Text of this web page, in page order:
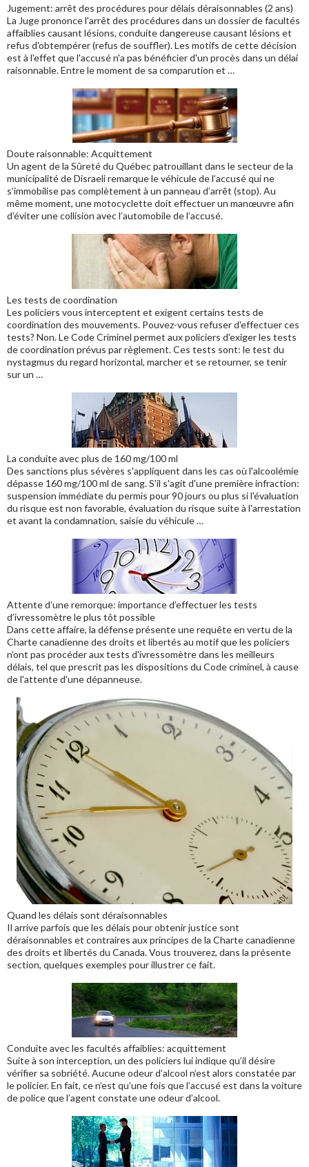
Jugement: arrêt des procédures pour délais déraisonnables (2 ans)
La Juge prononce l'arrêt des procédures dans un dossier de facultés
affaiblies causant lésions, conduite dangereuse causant lésions et
refus d'obtempérer (refus de souffler). Les motifs de cette décision
est à l'effet que l'accusé n'a pas bénéficier d'un procès dans un délai
raisonnable. Entre le moment de sa comparution et …
Doute raisonnable: Acquittement
Un agent de la Sûreté du Québec patrouillant dans le secteur de la
municipalité de Disraeli remarque le véhicule de l’accusé qui ne
s’immobilise pas complètement à un panneau d’arrêt (stop). Au
même moment, une motocyclette doit effectuer un manœuvre afin
d’éviter une collision avec l’automobile de l’accusé.
Les tests de coordination
Les policiers vous interceptent et exigent certains tests de
coordination des mouvements. Pouvez-vous refuser d'effectuer ces
tests? Non. Le Code Criminel permet aux policiers d'exiger les tests
de coordination prévus par règlement. Ces tests sont: le test du
nystagmus du regard horizontal, marcher et se retourner, se tenir
sur un …
La conduite avec plus de 160 mg/100 ml
Des sanctions plus sévères s'appliquent dans les cas où l'alcoolémie
dépasse 160 mg/100 ml de sang. S'il s'agit d'une première infraction:
suspension immédiate du permis pour 90 jours ou plus si l'évaluation
du risque est non favorable, évaluation du risque suite à l'arrestation
et avant la condamnation, saisie du véhicule …
Attente d’une remorque: importance d’effectuer les tests
d’ivressomètre le plus tôt possible
Dans cette affaire, la défense présente une requête en vertu de la
Charte canadienne des droits et libertés au motif que les policiers
n'ont pas procéder aux tests d'ivressomètre dans les meilleurs
délais, tel que prescrit pas les dispositions du Code criminel, à cause
de l'attente d'une dépanneuse.
Quand les délais sont déraisonnables
Il arrive parfois que les délais pour obtenir justice sont
déraisonnables et contraires aux principes de la Charte canadienne
des droits et libertés du Canada. Vous trouverez, dans la présente
section, quelques exemples pour illustrer ce fait.
Conduite avec les facultés affaiblies: acquittement
Suite à son interception, un des policiers lui indique qu’il désire
vérifier sa sobriété. Aucune odeur d’alcool n’est alors constatée par
le policier. En fait, ce n’est qu’une fois que l’accusé est dans la voiture
de police que l’agent constate une odeur d’alcool.